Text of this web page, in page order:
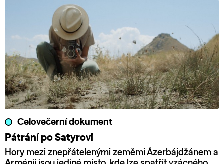
Celovečerní dokument
Pátrání po Satyrovi
Hory mezi znepřátelenými zeměmi Ázerbájdžánem a